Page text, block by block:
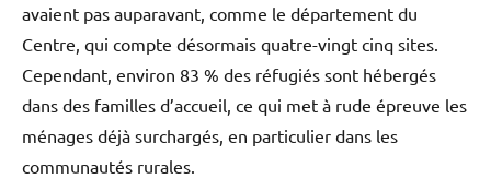
avaient pas auparavant, comme le département du
Centre, qui compte désormais quatre-vingt cinq sites.
Cependant, environ 83 % des réfugiés sont hébergés
dans des familles d’accueil, ce qui met à rude épreuve les
ménages déjà surchargés, en particulier dans les
communautés rurales.